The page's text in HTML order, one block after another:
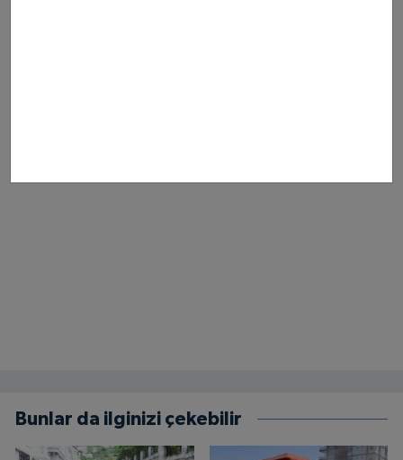
Bunlar da ilginizi çekebilir